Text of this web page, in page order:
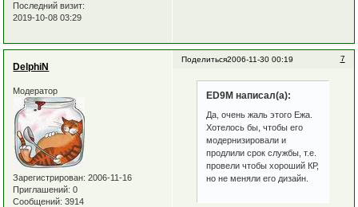
Последний визит:
2019-10-08 03:29
Поделиться 7
2006-11-30 00:19
DelphiN
Модератор
Зарегистрирован: 2006-11-16
Приглашений: 0
Сообщений: 3914
ED9M написал(а):
Да, очень жаль этого Ежа.
Хотелось бы, чтобы его
модернизировали и
продлили срок службы, т.е.
провели чтобы хороший КР,
но не меняли его дизайн.